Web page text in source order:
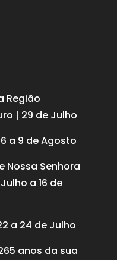
Região
| 29 de Julho
a 9 de Agosto
Nossa Senhora
a 16 de
a 24 de Julho
anos da sua